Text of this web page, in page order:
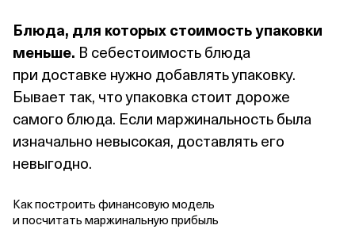
Блюда, для которых стоимость упаковки
меньше. В себестоимость блюда
при доставке нужно добавлять упаковку.
Бывает так, что упаковка стоит дороже
самого блюда. Если маржинальность была
изначально невысокая, доставлять его
невыгодно.
Как построить финансовую модель
и посчитать маржинальную прибыль